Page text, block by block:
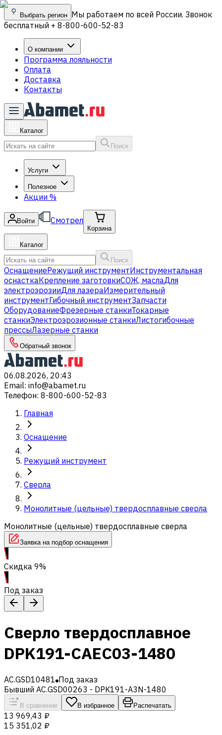
Выбрать регион Мы работаем по всей России. Звонок
бесплатный + 8-800-600-52-83
О компании
Программа лояльности
Оплата
Доставка
Контакты
Каталог
Поиск
Услуги
Полезное
Акции %
Войти Смотрел
Корзина
Каталог
Поиск
ОснащениеРежущий инструментИнструментальная
оснасткаКрепление заготовкиСОЖ, маслаДля
электроэрозииДля лазераИзмерительный
инструментГибочный инструментЗапчасти
ОборудованиеФрезерные станкиТокарные
станкиЭлектроэрозионные станкиЛистогибочные
прессыЛазерные станки
Обратный звонок
06.08.2026, 20:43
Email: info@abamet.ru
Телефон: 8-800-600-52-83
Главная
Оснащение
Режущий инструмент
Сверла
Монолитные (цельные) твердосплавные сверла
Монолитные (цельные) твердосплавные сверла
Заявка на подбор оснащения
Скидка 9%
Под заказ
Сверло твердосплавное
DPK191-CAEC03-1480
AC.GSD10481 Под заказ
Бывший AC.GSD00263 - DPK191-A3N-1480
В сравнение В избранное Распечатать
13 969,43 ₽
15 351,02 ₽